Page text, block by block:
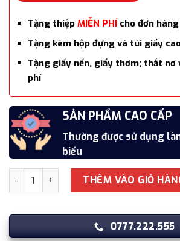
Tặng thiệp MIỄN PHÍcho đơn
Tặng kèm hộp đựng và túi giấy
Tặng giấy nến, giấy thơm; thắt nơ
phí
SẢN PHẨM CAO CẤP
Thường được sử dụng
biếu
Khăn quàng cổ cao cấp len Cashmere
THÊM VÀO GIỎ
0777.222.555